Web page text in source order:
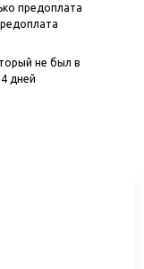
предоплата
не был в
дней